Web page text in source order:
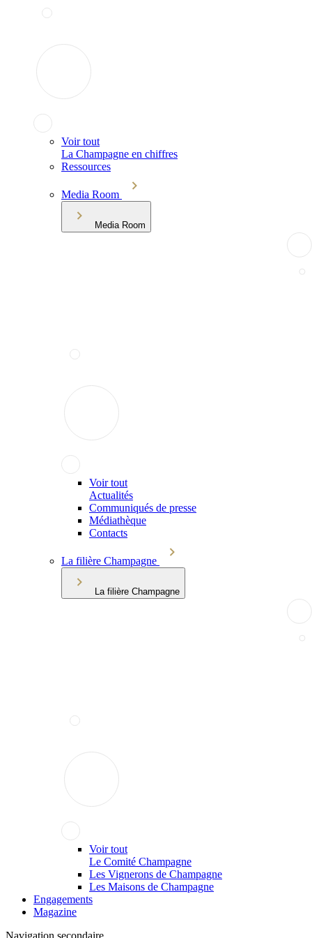
Voir tout
La Champagne en chiffres
Ressources
Media Room
Media Room
Voir tout
Actualités
Communiqués de presse
Médiathèque
Contacts
La filière Champagne
La filière Champagne
Voir tout
Le Comité Champagne
Les Vignerons de Champagne
Les Maisons de Champagne
Engagements
Magazine
Navigation secondaire